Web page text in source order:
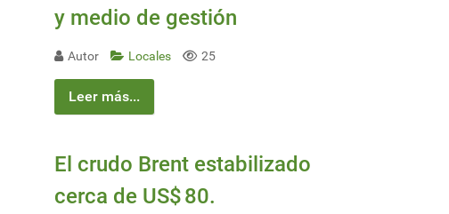
y medio de gestión
Autor Locales 25
Leer más...
El crudo Brent estabilizado
cerca de US$ 80.